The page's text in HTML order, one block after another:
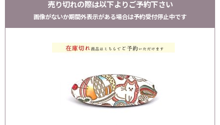
売り切れの際は以下よりご予約下さい
画像がないか期間外表示がある場合は予約受付停止中です